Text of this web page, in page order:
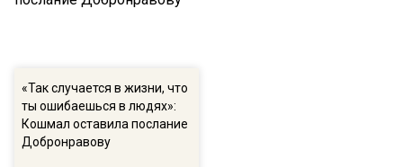
«Так случается в жизни, что
ты ошибаешься в людях»:
Кошмал оставила послание
Добронравову